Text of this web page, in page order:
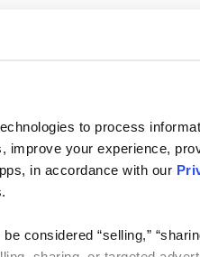
to process
improve your experience,
in accordance with our
considered “selling,”